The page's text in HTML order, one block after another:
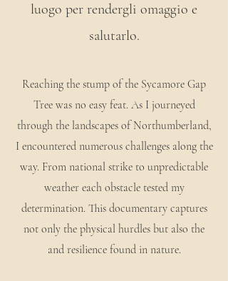
luogo per rendergli omaggio e
salutarlo.
Reaching the stump of the Sycamore Gap
Tree was no easy feat. As I journeyed
through the landscapes of Northumberland,
I encountered numerous challenges along the
way. From national strike to unpredictable
weather each obstacle tested my
determination. This documentary captures
not only the physical hurdles but also the
and resilience found in nature.